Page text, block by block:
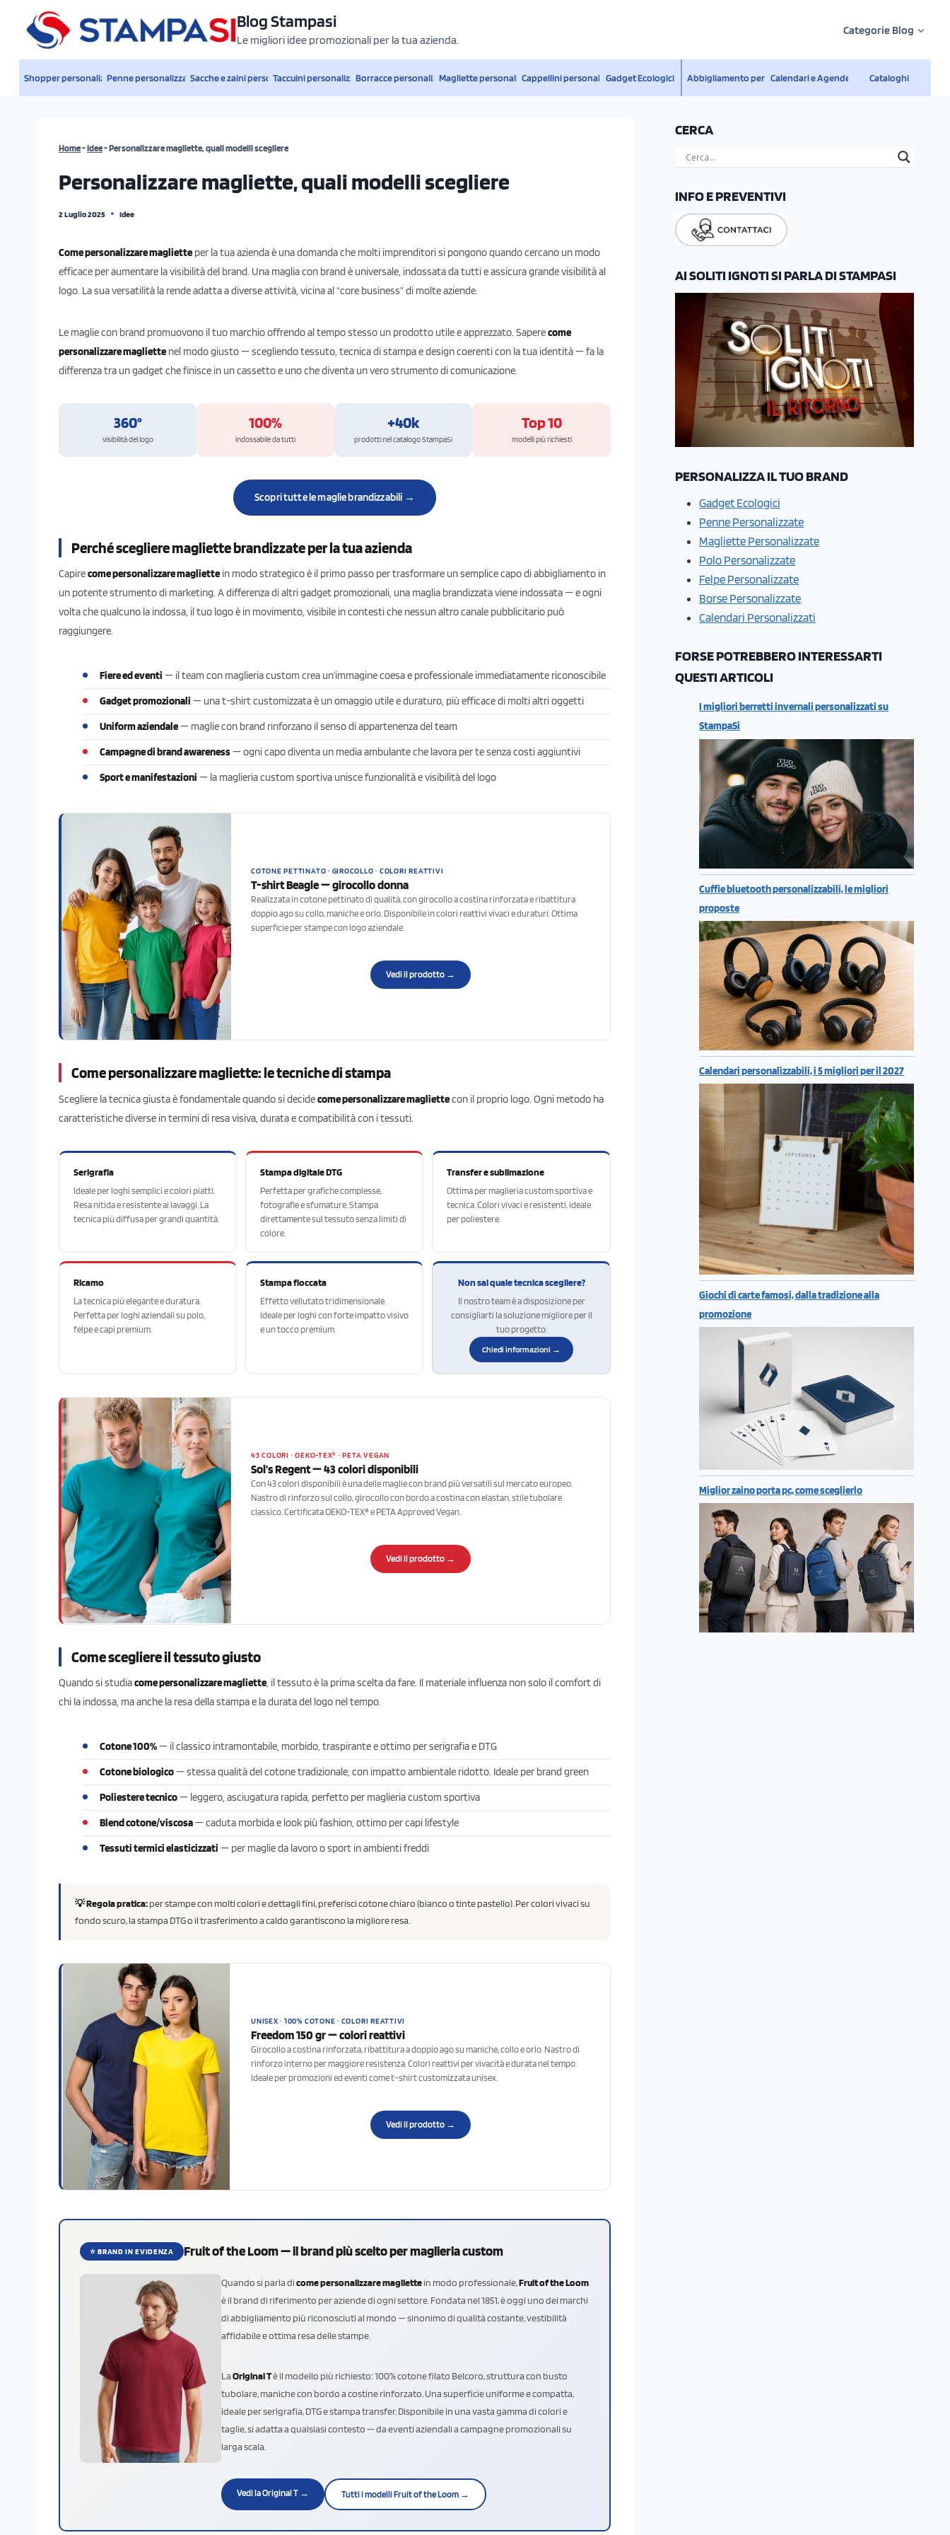
contenuto
Blog Stampasi
Le migliori idee promozionali per la tua azienda.
Categorie Blog
Shopper personalizzatePenne personalizzateSacche e zaini personalizzatiTaccuini personalizzatiBorracce personalizzateMagliette personalizzateCappellini personalizzatiGadget Ecologici Abbigliamento personalizzato
Calendari e Agende Cataloghi
Home-Idee-Personalizzare magliette, quali modelli scegliere
Personalizzare magliette, quali modelli scegliere
2 Luglio 2025 Idee
Come personalizzare magliette per la tua azienda è una domanda che molti imprenditori si pongono quando cercano un modo
efficace per aumentare la visibilità del brand. Una maglia con brand è universale, indossata da tutti e assicura grande visibilità al
logo. La sua versatilità la rende adatta a diverse attività, vicina al “core business” di molte aziende.
Le maglie con brand promuovono il tuo marchio offrendo al tempo stesso un prodotto utile e apprezzato. Saperecome
personalizzare magliette nel modo giusto — scegliendo tessuto, tecnica di stampa e design coerenti con la tua identità — fa la
differenza tra un gadget che finisce in un cassetto e uno che diventa un vero strumento di comunicazione.
360°
visibilità del logo
100%
indossabile da tutti
+40k
prodotti nel catalogo StampaSi
Top 10
modelli più richiesti
Scopri tutte le maglie brandizzabili →
Perché scegliere magliette brandizzate per la tua azienda
Capirecome personalizzare magliette in modo strategico è il primo passo per trasformare un semplice capo di abbigliamento in
un potente strumento di marketing. A differenza di altri gadget promozionali, una maglia brandizzata viene indossata — e ogni
volta che qualcuno la indossa, il tuo logo è in movimento, visibile in contesti che nessun altro canale pubblicitario può
raggiungere.
Fiere ed eventi — il team con maglieria custom crea un’immagine coesa e professionale immediatamente riconoscibile
Gadget promozionali — una t-shirt customizzata è un omaggio utile e duraturo, più efficace di molti altri oggetti
Uniform aziendale— maglie con brand rinforzano il senso di appartenenza del team
Campagne di brand awareness— ogni capo diventa un media ambulante che lavora per te senza costi aggiuntivi
Sport e manifestazioni — la maglieria custom sportiva unisce funzionalità e visibilità del logo
COTONE PETTINATO · GIROCOLLO · COLORI REATTIVI
T-shirt Beagle — girocollo donna
Realizzata in cotone pettinato di qualità, con girocollo a costina rinforzata e ribattitura
doppio ago su collo, maniche e orlo. Disponibile in colori reattivi vivaci e duraturi. Ottima
superficie per stampe con logo aziendale.
Vedi il prodotto →
Come personalizzare magliette: le tecniche di stampa
Scegliere la tecnica giusta è fondamentale quando si decidecome personalizzare magliettecon il proprio logo. Ogni metodo ha
caratteristiche diverse in termini di resa visiva, durata e compatibilità con i tessuti.
Serigrafia
Ideale per loghi semplici e colori piatti.
Resa nitida e resistente ai lavaggi. La
tecnica più diffusa per grandi quantità.
Stampa digitale DTG
Perfetta per grafiche complesse,
fotografie e sfumature. Stampa
direttamente sul tessuto senza limiti di
colore.
Transfer e sublimazione
Ottima per maglieria custom sportiva e
tecnica. Colori vivaci e resistenti, ideale
per poliestere.
Ricamo
La tecnica più elegante e duratura.
Perfetta per loghi aziendali su polo,
felpe e capi premium.
Stampa floccata
Effetto vellutato tridimensionale.
Ideale per loghi con forte impatto visivo
e un tocco premium.
Non sai quale tecnica scegliere?
Il nostro team è a disposizione per
consigliarti la soluzione migliore per il
tuo progetto.
Chiedi informazioni →
43 COLORI · OEKO-TEX® · PETA VEGAN
Sol’s Regent — 43 colori disponibili
Con 43 colori disponibili è una delle maglie con brand più versatili sul mercato europeo.
Nastro di rinforzo sul collo, girocollo con bordo a costina con elastan, stile tubolare
classico. Certificata OEKO-TEX® e PETA Approved Vegan.
Vedi il prodotto →
Come scegliere il tessuto giusto
Quando si studiacome personalizzare magliette, il tessuto è la prima scelta da fare. Il materiale influenza non solo il comfort di
chi la indossa, ma anche la resa della stampa e la durata del logo nel tempo.
Cotone 100%— il classico intramontabile, morbido, traspirante e ottimo per serigrafia e DTG
Cotone biologico— stessa qualità del cotone tradizionale, con impatto ambientale ridotto. Ideale per brand green
Poliestere tecnico— leggero, asciugatura rapida, perfetto per maglieria custom sportiva
Blend cotone/viscosa— caduta morbida e look più fashion, ottimo per capi lifestyle
Tessuti termici elasticizzati — per maglie da lavoro o sport in ambienti freddi
💡 Regola pratica:per stampe con molti colori e dettagli fini, preferisci cotone chiaro (bianco o tinte pastello). Per colori vivaci su
fondo scuro, la stampa DTG o il trasferimento a caldo garantiscono la migliore resa.
UNISEX · 100% COTONE · COLORI REATTIVI
Freedom 150 gr — colori reattivi
Girocollo a costina rinforzata, ribattitura a doppio ago su maniche, collo e orlo. Nastro di
rinforzo interno per maggiore resistenza. Colori reattivi per vivacità e durata nel tempo.
Ideale per promozioni ed eventi come t-shirt customizzata unisex.
Vedi il prodotto →
⭐ BRAND IN EVIDENZA Fruit of the Loom — il brand più scelto per maglieria custom
Quando si parla dicome personalizzare magliettein modo professionale,Fruit of the Loom
è il brand di riferimento per aziende di ogni settore. Fondata nel 1851, è oggi uno dei marchi
di abbigliamento più riconosciuti al mondo — sinonimo di qualità costante, vestibilità
affidabile e ottima resa delle stampe.
LaOriginal Tè il modello più richiesto: 100% cotone filato Belcoro, struttura con busto
tubolare, maniche con bordo a costine rinforzato. Una superficie uniforme e compatta,
ideale per serigrafia, DTG e stampa transfer. Disponibile in una vasta gamma di colori e
taglie, si adatta a qualsiasi contesto — da eventi aziendali a campagne promozionali su
larga scala.
Vedi la Original T → Tutti i modelli Fruit of the Loom →
CERCA
INFO E PREVENTIVI
AI SOLITI IGNOTI SI PARLA DI STAMPASI
PERSONALIZZA IL TUO BRAND
Gadget Ecologici
Penne Personalizzate
Magliette Personalizzate
Polo Personalizzate
Felpe Personalizzate
Borse Personalizzate
Calendari Personalizzati
FORSE POTREBBERO INTERESSARTI
QUESTI ARTICOLI
I migliori berretti invernali personalizzati su
StampaSi
Cuffie bluetooth personalizzabili, le migliori
proposte
Calendari personalizzabili, i 5 migliori per il 2027
Giochi di carte famosi, dalla tradizione alla
promozione
Miglior zaino porta pc, come sceglierlo